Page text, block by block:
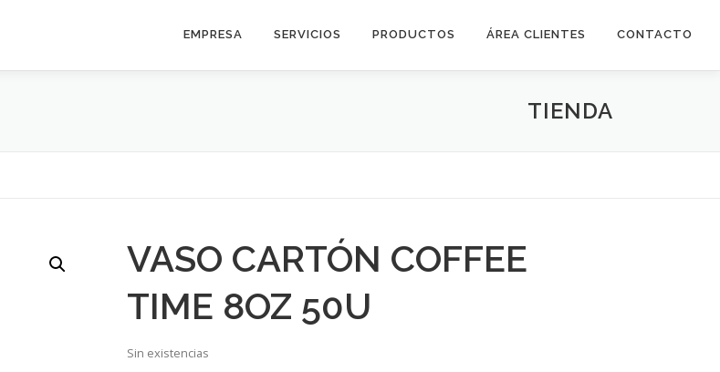
EMPRESA SERVICIOS PRODUCTOS ÁREA CLIENTES CONTACTO
TIENDA
VASO CARTÓN COFFEE
TIME 8OZ 50U
Sin existencias